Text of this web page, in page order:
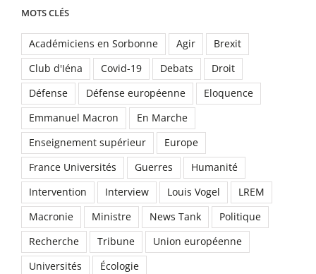
MOTS CLÉS
Académiciens en Sorbonne Agir
Brexit
Club d'Iéna
Covid-19 Debats
Droit
Défense
Défense européenne
Eloquence
Emmanuel Macron
En Marche
Enseignement supérieur
Europe
France Universités
Guerres
Humanité
Intervention
Interview Louis Vogel
LREM
Macronie
Ministre News Tank
Politique
Recherche
Tribune
Union européenne
Universités
Écologie